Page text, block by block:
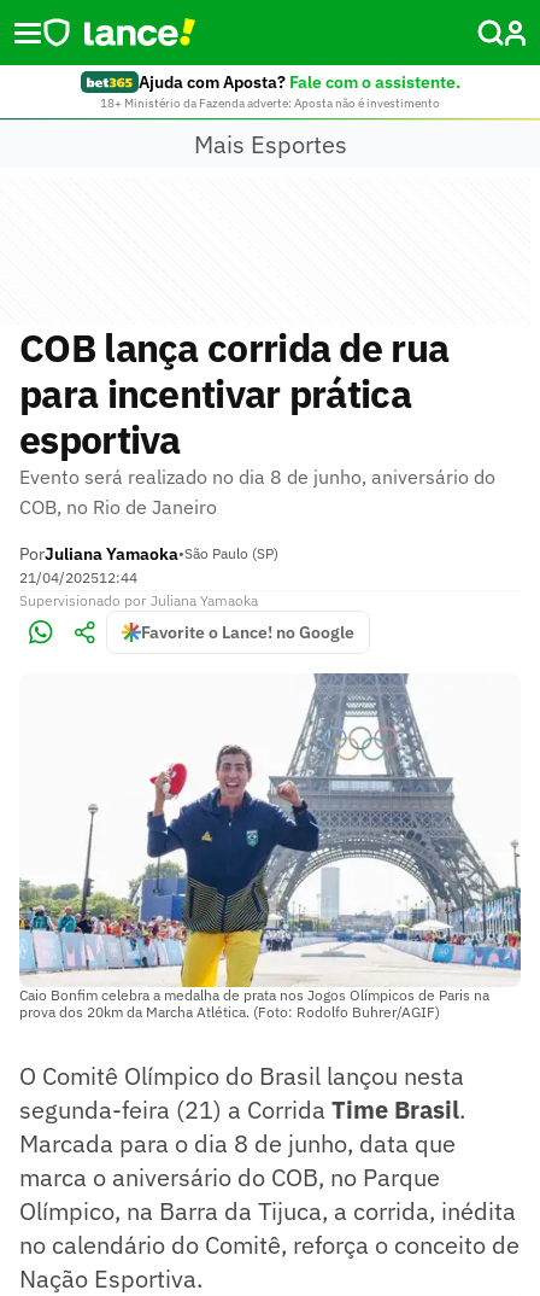
Ajuda com Aposta? Fale com o assistente.
18+ Ministério da Fazenda adverte: Aposta não é investimento
Mais Esportes
COB lança corrida de rua
para incentivar prática
esportiva
Evento será realizado no dia 8 de junho, aniversário do
COB, no Rio de Janeiro
PorJuliana Yamaoka•São Paulo (SP)
21/04/202512:44
Supervisionado por Juliana Yamaoka
Favorite o Lance! no Google
Caio Bonfim celebra a medalha de prata nos Jogos Olímpicos de Paris na
prova dos 20km da Marcha Atlética. (Foto: Rodolfo Buhrer/AGIF)
O Comitê Olímpico do Brasil lançou nesta
segunda-feira (21) a Corrida Time Brasil.
Marcada para o dia 8 de junho, data que
marca o aniversário do COB, no Parque
Olímpico, na Barra da Tijuca, a corrida, inédita
no calendário do Comitê, reforça o conceito de
Nação Esportiva.